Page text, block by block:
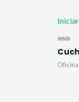
con
0
de
Oficina